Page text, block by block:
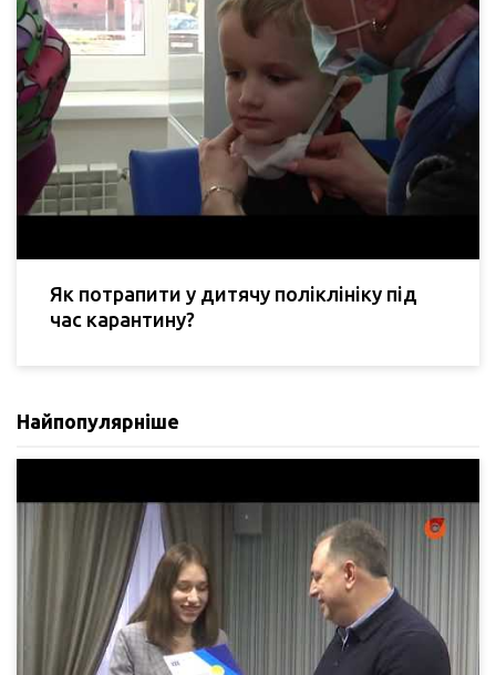
Як потрапити у дитячу поліклініку під
час карантину?
Найпопулярніше